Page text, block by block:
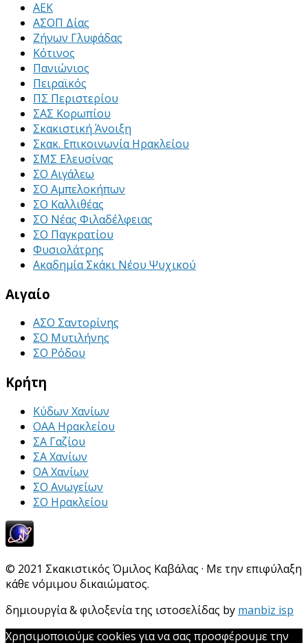
ΑΕΚ
ΑΣΟΠ Δίας
Ζήνων Γλυφάδας
Κότινος
Πανιώνιος
Πειραϊκός
ΠΣ Περιστερίου
ΣΑΣ Κορωπίου
Σκακιστική Άνοιξη
Σκακ. Επικοινωνία Ηρακλείου
ΣΜΣ Ελευσίνας
ΣΟ Αιγάλεω
ΣΟ Αμπελοκήπων
ΣΟ Καλλιθέας
ΣΟ Νέας Φιλαδέλφειας
ΣΟ Παγκρατίου
Φυσιολάτρης
Ακαδημία Σκάκι Νέου Ψυχικού
Αιγαίο
ΑΣΟ Σαντορίνης
ΣΟ Μυτιλήνης
ΣΟ Ρόδου
Κρήτη
Κύδων Χανίων
ΟΑΑ Ηρακλείου
ΣΑ Γαζίου
ΣΑ Χανίων
ΟΑ Χανίων
ΣΟ Ανωγείων
ΣΟ Ηρακλείου
© 2021 Σκακιστικός Όμιλος Καβάλας · Με την επιφύλαξη
κάθε νόμιμου δικαιώματος.
δημιουργία & φιλοξενία της ιστοσελίδας by manbiz isp
Χρησιμοποιούμε cookies για να σας προσφέρουμε την